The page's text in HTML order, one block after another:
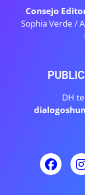
Consejo
Sophia Verde /
DH